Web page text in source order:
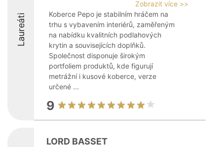
Laureáti
Zobrazit více >>
Koberce Pepo je stabilním hráčem na
trhu s vybavením interiérů, zaměřeným
na nabídku kvalitních podlahových
krytin a souvisejících doplňků.
Společnost disponuje širokým
portfoliem produktů, kde figurují
metrážní i kusové koberce, verze
určené ...
9
LORD BASSET